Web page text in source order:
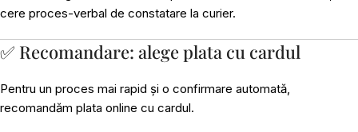
cere proces-verbal de constatare la curier.
✅ Recomandare: alege plata cu cardul
Pentru un proces mai rapid și o confirmare automată,
recomandăm plata online cu cardul.